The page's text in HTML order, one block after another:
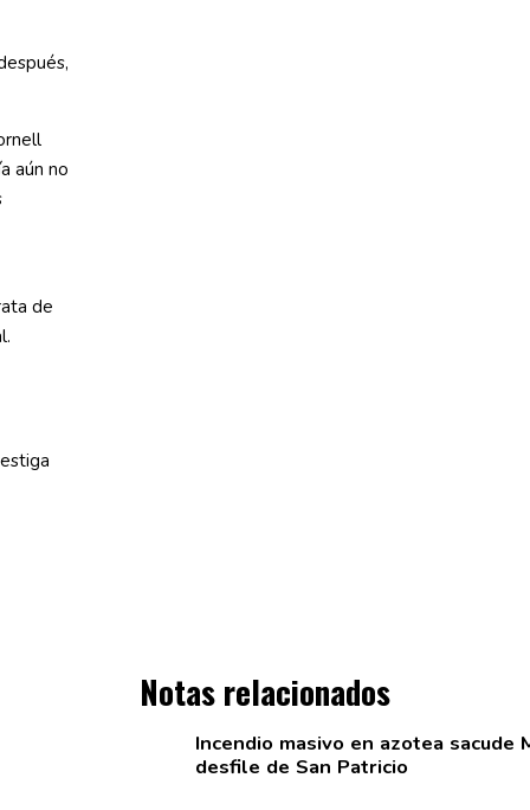
aún no
de
Notas relacionados
Incendio masivo en azotea
desfile de San Patricio